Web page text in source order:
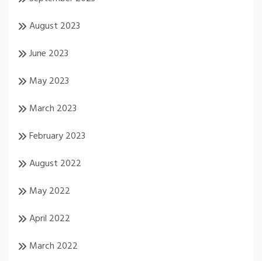
August 2023
June 2023
May 2023
March 2023
February 2023
August 2022
May 2022
April 2022
March 2022